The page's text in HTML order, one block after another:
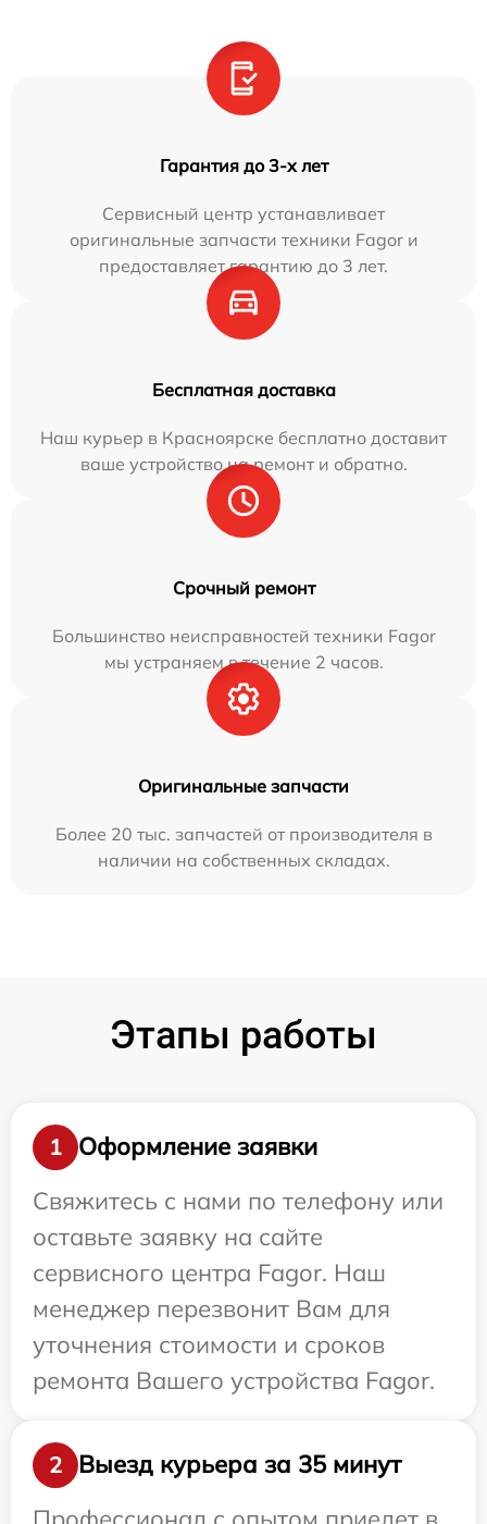
Гарантия до 3-х лет
Сервисный центр устанавливает
оригинальные запчасти техники Fagor и
предоставляет гарантию до 3 лет.
Бесплатная доставка
Наш курьер в Красноярске бесплатно доставит
ваше устройство на ремонт и обратно.
Срочный ремонт
Большинство неисправностей техники Fagor
мы устраняем в течение 2 часов.
Оригинальные запчасти
Более 20 тыс. запчастей от производителя в
наличии на собственных складах.
Этапы работы
1
Оформление заявки
Свяжитесь с нами по телефону или
оставьте заявку на сайте
сервисного центра Fagor. Наш
менеджер перезвонит Вам для
уточнения стоимости и сроков
ремонта Вашего устройства Fagor.
2
Выезд курьера за 35 минут